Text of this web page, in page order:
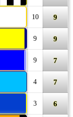
10 9
9 9
9 7
4 7
3 6